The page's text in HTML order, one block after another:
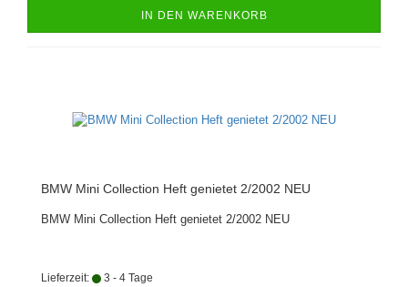
IN DEN WARENKORB
BMW Mini Collection Heft genietet 2/2002 NEU
BMW Mini Collection Heft genietet 2/2002 NEU
Lieferzeit: 3 - 4 Tage